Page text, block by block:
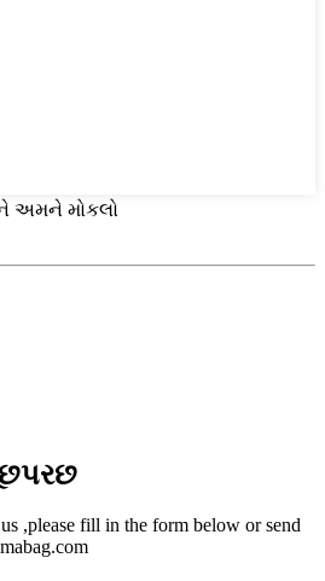
અમને મોકલો
,please fill in the form below or send